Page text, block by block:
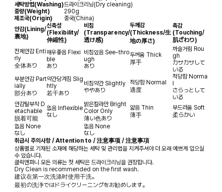
세탁방법(Washing)드라이크리닝(Dry cleaning)
중량(Weight)
290g
제조국(Origin)
중국(China)
안감(Lining/
裏地)
신축성
(Flexibility/
伸縮性)
비침
(Transparency/
透け感)
두께감
(Thickness/生
地の厚さ)
촉감
(Touching/
肌ざわり)
전체안감 Enti
rly
全体あり
매우좋음 Flexi
ble
あり
비침있음 See-thro
ugh
あり
두꺼움 Thick
厚手
까슬거림 Rou
gh
カサカサして
いる
부분안감 Part
ially
部分あり
약간당겨짐 Slig
htly
若干あり
비침약간Slightly
ややあり
적당함 Normal
適度
적당함 Norma
さらっとして
いる
안감탈부착 D
etachable
脱着可能
없음 Inflexible
なし
밝은칼라만 Bright
Color Only
薄い色あり
얇음 Thin
薄手
부드러움 Soft
柔らかい
없음 None
なし
없음 None
なし
취급시 주의사항 / Attention to / 注意事项 / 注意事項
상품별로 기재된 소재에 해당하는 세탁 및 관리법을 지켜주셔야 더 오래 예쁘게 입으실
수 있습니다.
클릭앤퍼니 모든 의류는 첫 세탁은 드라이크리닝을 권장합니다.
Dry Clean is recommended on the first wash.
建议在第一次洗涤时使用干洗。
最初の洗浄ではドライクリーニングをお勧めします。